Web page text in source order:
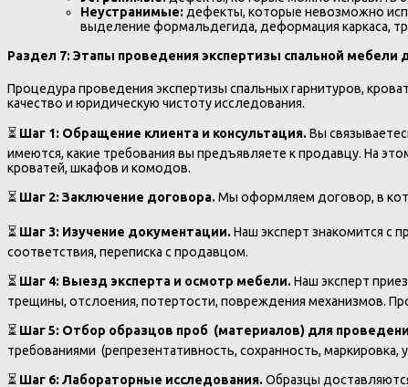
Неустранимые:дефекты, которые невозможно
выделение формальдегида, деформация каркаса,
Раздел 7: Этапы проведения экспертизы спальной мебели
Процедура проведения экспертизы спальных гарнитуров,
качество и юридическую чистоту исследования.
⏳ Шаг 1: Обращение клиента и консультация.Вы
имеются, какие требования вы предъявляете к продавцу. На
кроватей, шкафов и комодов.
⏳ Шаг 2: Заключение договора.Мы оформляем договор, в
⏳ Шаг 3: Изучение документации.Наш эксперт знакомится с
соответствия, переписка с продавцом.
⏳ Шаг 4: Выезд эксперта и осмотр мебели.Наш эксперт
трещины, отслоения, потертости, повреждения механизмов.
⏳ Шаг 5: Отбор образцов проб (материалов) для
требованиями (репрезентативность, сохранность,
⏳ Шаг 6: Лабораторные исследования.Образцы